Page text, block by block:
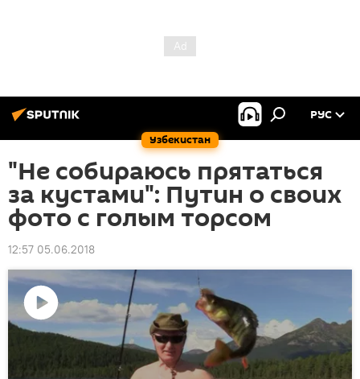
Узбекистан
РУС
"Не собираюсь прятаться
за кустами": Путин о своих
фото с голым торсом
12:57 05.06.2018
Воспроизвести